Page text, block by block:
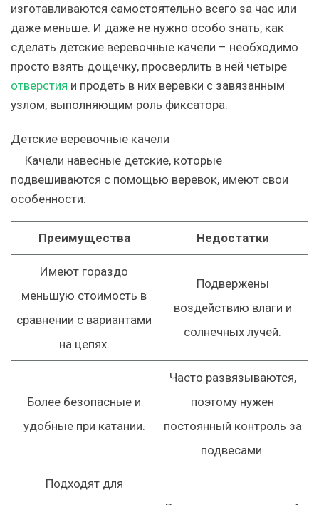
изготавливаются самостоятельно всего за час или
даже меньше. И даже не нужно особо знать, как
сделать детские веревочные качели – необходимо
просто взять дощечку, просверлить в ней четыре
отверстия и продеть в них веревки с завязанным
узлом, выполняющим роль фиксатора.
Детские веревочные качели
Качели навесные детские, которые
подвешиваются с помощью веревок, имеют свои
особенности:
Преимущества Недостатки
Имеют гораздо
меньшую стоимость в
сравнении с вариантами
на цепях.
Подвержены
воздействию влаги и
солнечных лучей.
Более безопасные и
удобные при катании.
Часто развязываются,
поэтому нужен
постоянный контроль за
подвесами.
Подходят для